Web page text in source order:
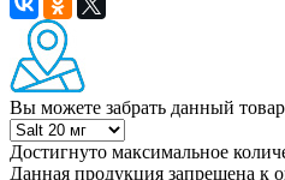
Вы можете забрать данный товар
Достигнуто максимальное
Данная продукция запрещена к